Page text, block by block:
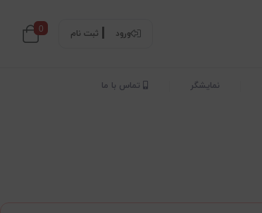
ورود ثبت نام 0
نمایشگر تماس با ما